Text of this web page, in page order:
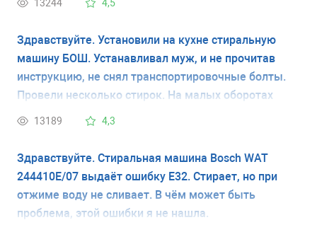
закончить стирку. На следующей стирке все
повторяется.
13244 4,5
Здравствуйте. Установили на кухне стиральную
машину БОШ. Устанавливал муж, и не прочитав
инструкцию, не снял транспортировочные болты.
Провели несколько стирок. На малых оборотах
машина не вибрировала практически, но несколько
все эти (по-моему два раза) выскакивала на
середину кухни. Скажите, за эти несколько раз не
могло ли в машинке что-то повредиться?
13189 4,3
Здравствуйте. Стиральная машина Bosch WAT
244410E/07 выдаёт ошибку Е32. Стирает, но при
отжиме воду не сливает. В чём может быть
проблема, этой ошибки я не нашла.